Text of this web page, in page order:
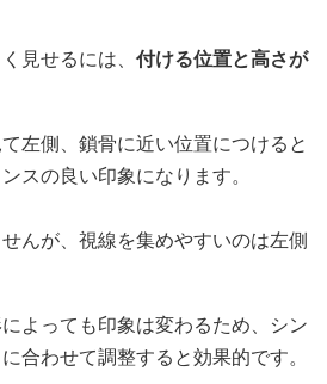
見せるには、 付ける位置と高さが
左側、鎖骨に近い位置につけると
スの良い印象になります。
んが、視線を集めやすいのは左側
よっても印象は変わるため、シン
合わせて調整すると効果的です。